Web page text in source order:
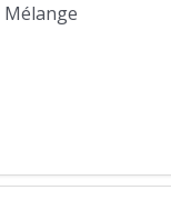
Mélange